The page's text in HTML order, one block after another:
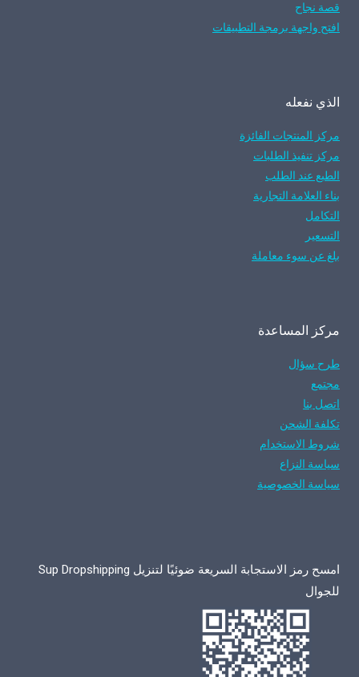
قصة نجاح
افتح واجهة برمجة التطبيقات
الذي نفعله
مركز المنتجات الفائزة
مركز تنفيذ الطلبات
الطبع عند الطلب
بناء العلامة التجارية
التكامل
التسعير
بلغ عن سوء معاملة
مركز المساعدة
طرح سؤال
مجتمع
اتصل بنا
تكلفة الشحن
شروط الاستخدام
سياسة النزاع
سياسة الخصوصية
امسح رمز الاستجابة السريعة ضوئيًا لتنزيل Sup Dropshipping
للجوال